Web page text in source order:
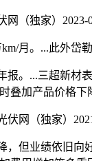
（独家）2023-
。...此外岱勒
。...三超新材表
叠加产品价格
网（独家）
业绩依旧向